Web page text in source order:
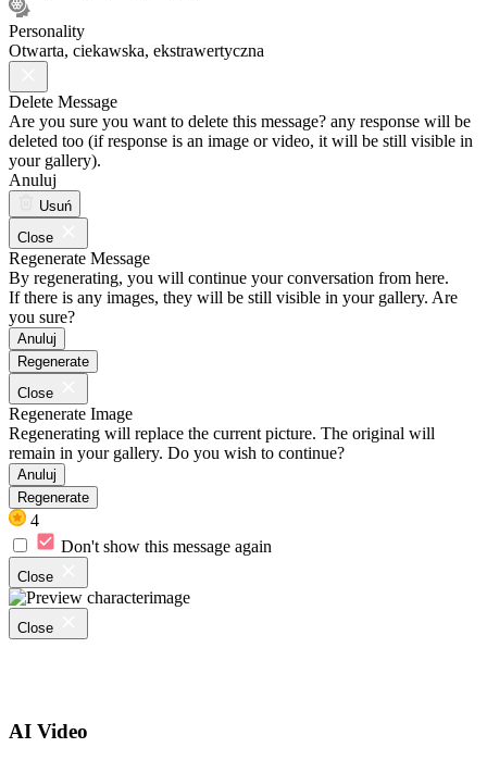
Personality
Otwarta, ciekawska, ekstrawertyczna
Delete Message
Are you sure you want to delete this message? any response will be
deleted too (if response is an image or video, it will be still visible in
your gallery).
Anuluj
Usuń
Close
Regenerate Message
By regenerating, you will continue your conversation from here.
If there is any images, they will be still visible in your gallery. Are
you sure?
Anuluj
Regenerate
Close
Regenerate Image
Regenerating will replace the current picture. The original will
remain in your gallery. Do you wish to continue?
Anuluj
Regenerate
4
Don't show this message again
Close
Close
AI Video